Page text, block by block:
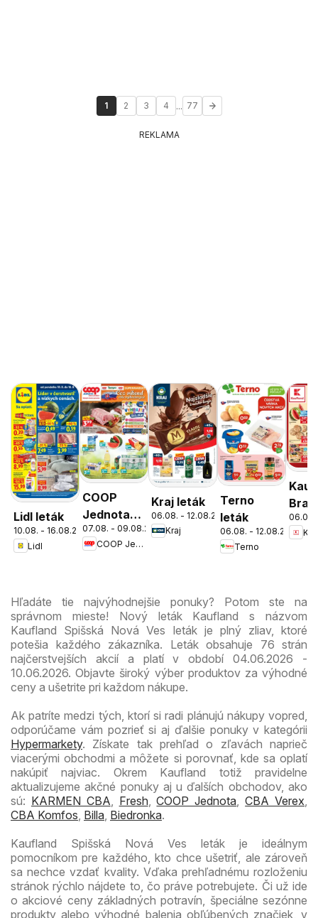
1 2 3 4 ... 77
REKLAMA
Lidl leták
10.08. - 16.08.2026
Lidl
COOP
Jednota
cez víkend
ešte
07.08. - 09.08.2026
COOP Jednota
Kraj leták
06.08. - 12.08.2026
Kraj
Terno
leták
06.08. - 12.08.2026
Terno
Nové
06.08.
Hľadáte tie najvýhodnejšie ponuky? Potom ste na
správnom mieste! Nový leták Kaufland s názvom
Kaufland Spišská Nová Ves leták je plný zliav, ktoré
potešia každého zákazníka. Leták obsahuje 76 strán
najčerstvejších akcií a platí v období 04.06.2026 -
10.06.2026. Objavte široký výber produktov za výhodné
ceny a ušetrite pri každom nákupe.
Ak patríte medzi tých, ktorí si radi plánujú nákupy vopred,
odporúčame vám pozrieť si aj ďalšie ponuky v kategórii
Hypermarkety. Získate tak prehľad o zľavách naprieč
viacerými obchodmi a môžete si porovnať, kde sa oplatí
nakúpiť najviac. Okrem Kaufland totiž pravidelne
aktualizujeme akčné ponuky aj u ďalších obchodov, ako
sú: KARMEN CBA, Fresh,COOP Jednota,CBA Verex,
CBA Komfos, Billa, Biedronka.
Kaufland Spišská Nová Ves leták je ideálnym
pomocníkom pre každého, kto chce ušetriť, ale zároveň
sa nechce vzdať kvality. Vďaka prehľadnému rozloženiu
stránok rýchlo nájdete to, čo práve potrebujete. Či už ide
o akciové ceny základných potravín, špeciálne sezónne
produkty alebo výhodné balenia obľúbených značiek, v